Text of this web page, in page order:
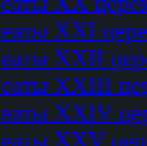
XXI
XXII
XXIII
XXIV
XXV